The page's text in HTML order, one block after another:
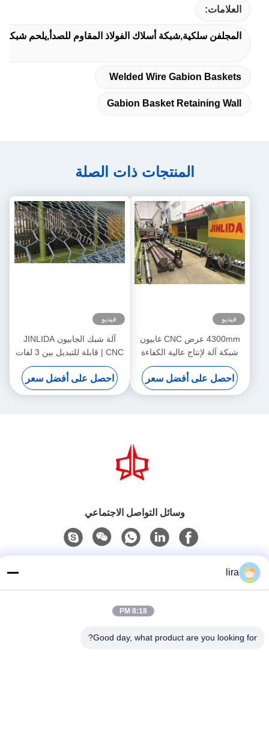
العلامات:
المجلفن سلكية,شبكة أسلاك الفولاذ المقاوم للصدأ,يلحم شبكة
Welded Wire Gabion Baskets
Gabion Basket Retaining Wall
المنتجات ذات الصلة
فيديو
4300mm عرض CNC غابيون
شبكة آلة لإنتاج عالية الكفاءة
غابيون شبكة
احصل على أفضل سعر
فيديو
آلة شبك الجابيون JINLIDA
CNC | قابلة للتبديل بين 3 لفات
/ 5 لفات | طول لف قابل
للتعديل | إنتاج متعدد المواصفات
عالي السرعة
احصل على أفضل سعر
وسائل التواصل الاجتماعي
الهاتف
lira
8:18 PM
Good day, what product are you looking for?